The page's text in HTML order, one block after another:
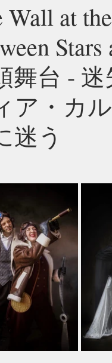
Wall at
舞台 -
ア・カ
迷う